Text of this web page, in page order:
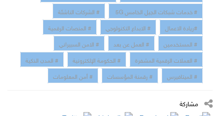
# خدمات شبكات الجيل الخامس 5G
# الشركات الناشئة
#ريادة الاعمال
# الابداع التكنولوجي
# المنصات الرقمية
# المستخدمين
# العمل عن بعد
# الامن السبيراني
# العملات الرقمية المشفرة
# الحكومة الإلكترونية
# المدن الذكية
# الميتافيرس
# رقمنة المؤسسات # أمن المعلومات
مشاركة